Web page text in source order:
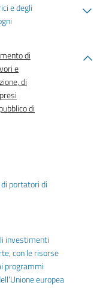
e degli
di
e
di
di
portatori di
investimenti
con le risorse
programmi
europea